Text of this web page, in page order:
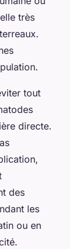
très
tout
directe.
des
les
ou en